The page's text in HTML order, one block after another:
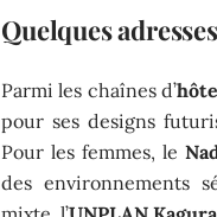
Quelques
Parmi les chaînes d’
pour ses designs
Pour les femmes, le
des environnements